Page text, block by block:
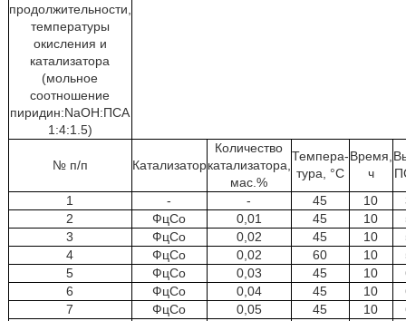
продолжительности,
температуры
окисления и
катализатора
(мольное
соотношение
пиридин:NaOH:ПСА
1:4:1.5)
№ п/п Катализатор
Количество
катализатора,
мас.%
Темпера-
тура, °С
Время,
ч
1
- - 45 10
2
ФцСо 0,01 45 10
3
ФцСо 0,02 45 10
4
ФцСо 0,02 60 10
5
ФцСо 0,03 45 10
6
ФцСо 0,04 45 10
7
ФцСо 0,05 45 10